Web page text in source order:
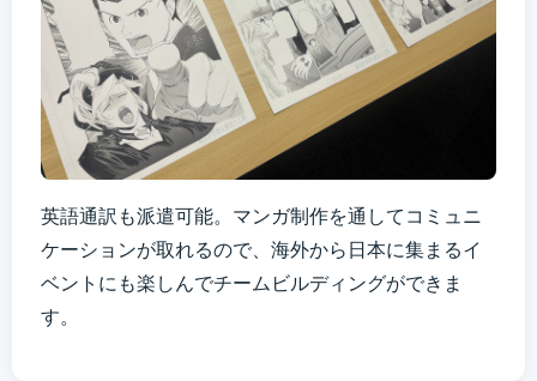
英語通訳も派遣可能。マンガ制作を通してコミュニ
ケーションが取れるので、海外から⽇本に集まるイ
ベントにも楽しんでチームビルディングができま
す。